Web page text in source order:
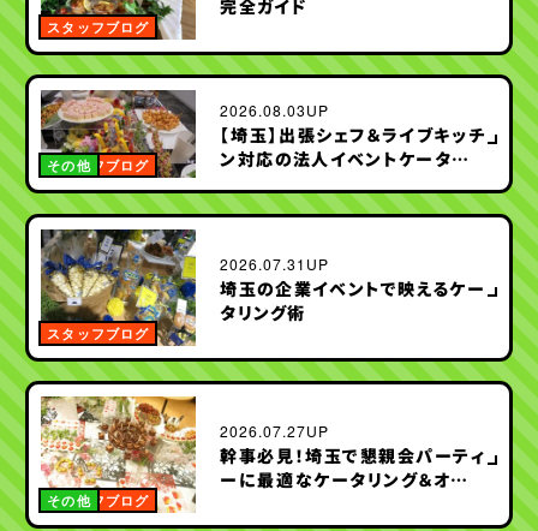
お知らせ
スタッフブログ
スタッフブログ
その他
2026.08.03UP
【埼玉】出張シェフ＆ライブキッチ
ン対応の法人イベントケータリン
その他
スタッフブログ
2026.07.31UP
埼玉の企業イベントで映えるケー
タリング術
スタッフブログ
その他
2026.07.27UP
幹事必見！埼玉で懇親会パーティ
ーに最適なケータリング＆オード